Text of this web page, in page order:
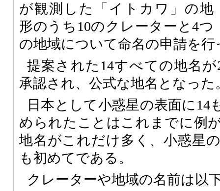
が観測した「イトカワ」の地
形のうち10のクレーターと4つ
の地域について命名の申請を行
提案された14すべての地名が
承認され、公式な地名となった
日本として小惑星の表面に14
められたことはこれまでに例
地名がこれだけ多く、小惑星
も初めてである。
クレーターや地域の名前は以